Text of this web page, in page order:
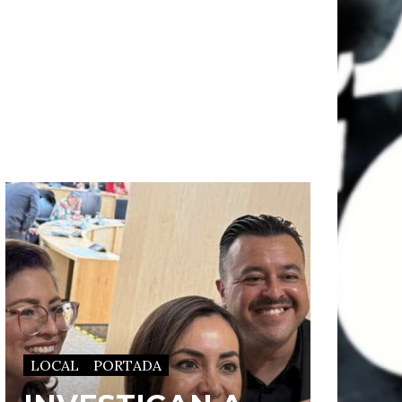
LOCAL PORTADA